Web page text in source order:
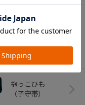
チャイルドシート
抱っこひも
（子守帯）